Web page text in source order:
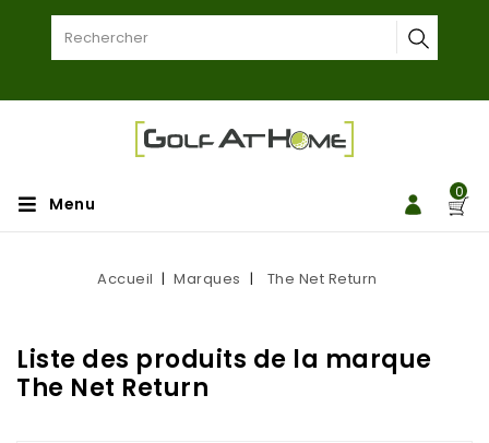
0
Menu
Accueil Marques The Net Return
Liste des produits de la marque
The Net Return